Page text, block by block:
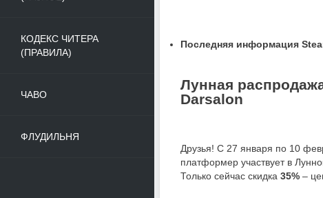
КОДЕКС ЧИТЕРА
(ПРАВИЛА)
ЧАВО
ФЛУДИЛЬНЯ
Последняя информация
Лунная
Darsalon
Друзья! С 27 января по 10
платформер участвует в
Только сейчас скидка 35% –